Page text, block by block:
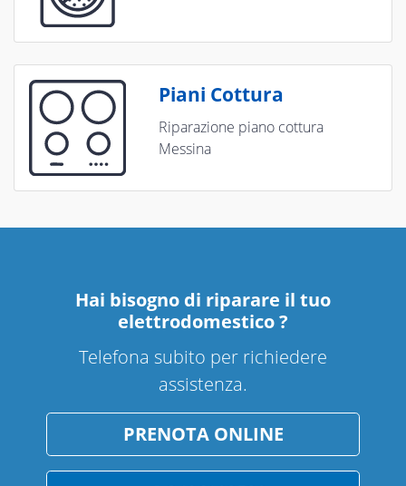
Piani Cottura
Riparazione piano cottura
Messina
Hai bisogno di riparare il tuo
elettrodomestico?
Telefona subito per richiedere
assistenza.
PRENOTA ONLINE